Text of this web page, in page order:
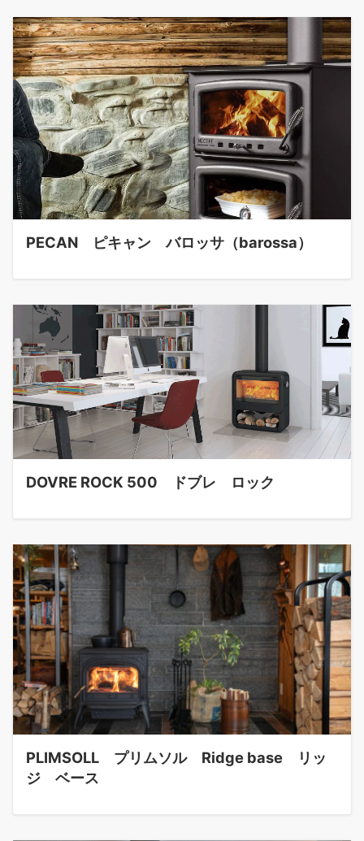
PECAN ピキャン バロッサ（barossa）
DOVRE ROCK 500 ドブレ ロック
PLIMSOLL プリムソル Ridge base リッ
ジ ベース